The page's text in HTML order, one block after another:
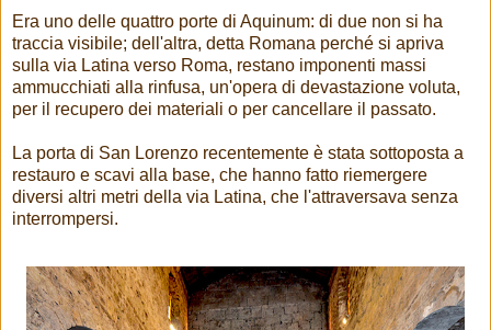
Era uno delle quattro porte di Aquinum: di due non si ha
traccia visibile; dell'altra, detta Romana perché si apriva
sulla via Latina verso Roma, restano imponenti massi
ammucchiati alla rinfusa, un'opera di devastazione voluta,
per il recupero dei materiali o per cancellare il passato.
La porta di San Lorenzo recentemente è stata sottoposta a
restauro e scavi alla base, che hanno fatto riemergere
diversi altri metri della via Latina, che l'attraversava senza
interrompersi.